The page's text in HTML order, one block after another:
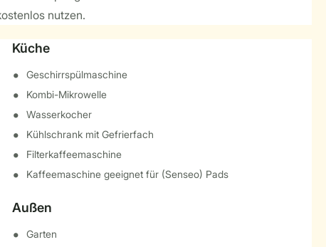
nutzen.
Küche
Geschirrspülmaschine
Kombi-Mikrowelle
Wasserkocher
Kühlschrank mit Gefrierfach
Filterkaffeemaschine
Kaffeemaschine geeignet für (Senseo) Pads
Außen
Garten